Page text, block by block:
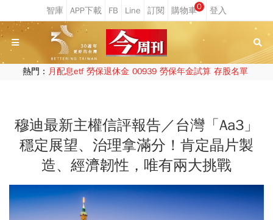
0
熱門： 月配息etf 勞保退休金 00939 勞保年金試算 存股名單
穆迪最新主權信評報告／台灣「Aa3」
穩定展望、治理拿滿分！肯定晶片製
造、經濟韌性，唯有兩大挑戰